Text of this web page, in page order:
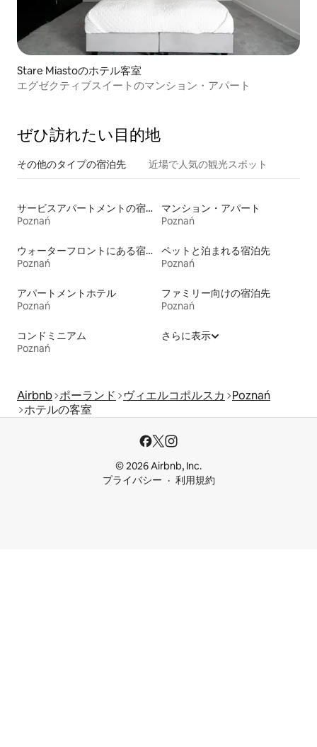
Stare Miastoのホテル客室
エグゼクティブスイートのマンション・アパート
ぜひ訪⁠れ⁠た⁠い目⁠的⁠地
その他のタ⁠イ⁠プ⁠の宿⁠泊⁠先 近場で人気の観光スポット
サービスアパートメントの宿泊施設
Poznań
マンション・アパート
Poznań
ウォーターフロントにある宿泊施設
Poznań
ペットと泊まれる宿泊先
Poznań
アパートメントホテル
Poznań
ファミリー向けの宿泊先
Poznań
コンドミニアム
Poznań
さらに表示
Airbnb ポーランド ヴィエルコポルスカ
Poznań
ホテルの客室
© 2026 Airbnb, Inc.
プライバシー
利用規約